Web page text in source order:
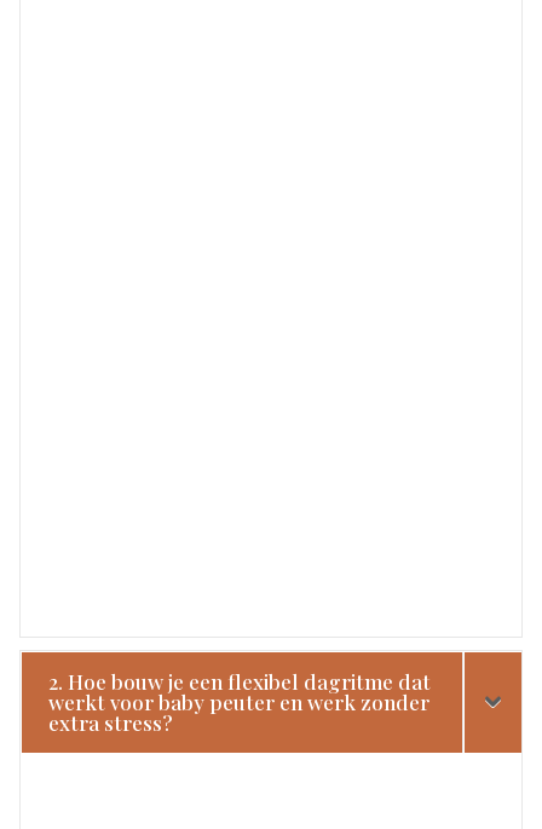
2. Hoe bouw je een flexibel dagritme dat
werkt voor baby peuter en werk zonder
extra stress?